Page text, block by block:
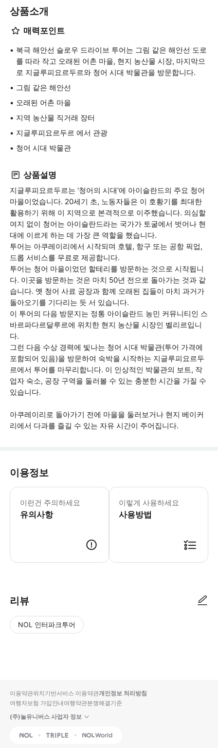
상품소개
매력포인트
북극 해안선 슬로우 드라이브 투어는 그림 같은 해안선 도로
를 따라 작고 오래된 어촌 마을, 현지 농산물 시장, 마지막으
로 지글루피요르두르와 청어 시대 박물관을 방문합니다.
그림 같은 해안선
오래된 어촌 마을
지역 농산물 직거래 장터
지글루피요르두르 에서 관광
청어 시대 박물관
상품설명
지글루피요르두르는 '청어의 시대'에 아이슬란드의 주요 청어
마을이었습니다. 20세기 초, 노동자들은 이 호황기를 최대한
활용하기 위해 이 지역으로 본격적으로 이주했습니다. 의심할
여지 없이 청어는 아이슬란드라는 국가가 토굴에서 벗어나 현
대에 이르게 하는 데 가장 큰 역할을 했습니다.
투어는 아쿠레이리에서 시작되며 호텔, 항구 또는 공항 픽업,
드롭 서비스를 무료로 제공합니다.
투어는 청어 마을이었던 할테리를 방문하는 것으로 시작됩니
다. 이곳을 방문하는 것은 마치 50년 전으로 돌아가는 것과 같
습니다. 옛 청어 사료 공장과 함께 오래된 집들이 마치 과거가
돌아오기를 기다리는 듯 서 있습니다.
이 투어의 다음 방문지는 정통 아이슬란드 농민 커뮤니티인 스
바르파다르달루르에 위치한 현지 농산물 시장인 벨리르입니
다.
그런 다음 수상 경력에 빛나는 청어 시대 박물관(투어 가격에
포함되어 있음)을 방문하여 숙박을 시작하는 지글루피요르두
르에서 투어를 마무리합니다. 이 인상적인 박물관의 보트, 작
업자 숙소, 공장 구역을 둘러볼 수 있는 충분한 시간을 가질 수
있습니다.
아쿠레이리로 돌아가기 전에 마을을 둘러보거나 현지 베이커
리에서 다과를 즐길 수 있는 자유 시간이 주어집니다.
이용정보
이런건 주의하세요
유의사항
* 소요시간 : 300분 (옵션에 따라 소
이렇게 사용하세요
사용방법
리뷰
NOL 인터파크투어
입니
다.
순
상
이용약관위치기반서비스 이용약관개인정보 처리방침
여행자보험 가입안내여행약관분쟁해결기준
(주)놀유니버스 사업자 정보
NOL Triple Interpark Global